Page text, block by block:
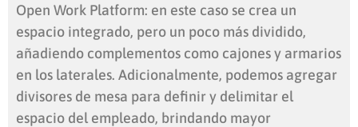
Open Work Platform: en este caso se crea un
espacio integrado, pero un poco más dividido,
añadiendo complementos como cajones y armarios
en los laterales. Adicionalmente, podemos agregar
divisores de mesa para definir y delimitar el
espacio del empleado, brindando mayor